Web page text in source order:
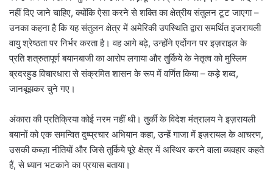
नहीं दिए जाने चाहिए, क्योंकि ऐसा करने से शक्ति का क्षेत्रीय संतुलन टूट जाएगा –
उनका कहना है कि यह संतुलन क्षेत्र में अमेरिकी उपस्थिति द्वारा समर्थित इजरायली
वायु श्रेष्ठता पर निर्भर करता है। वह आगे बढ़े, उन्होंने एर्दोगन पर इज़राइल के
प्रति शत्रुतापूर्ण बयानबाजी का आरोप लगाया और तुर्किये के नेतृत्व को मुस्लिम
ब्रदरहुड विचारधारा से संक्रमित शासन के रूप में वर्णित किया – कड़े शब्द,
जानबूझकर चुने गए।
अंकारा की प्रतिक्रिया कोई नरम नहीं थी। तुर्की के विदेश मंत्रालय ने इज़रायली
बयानों को एक समन्वित दुष्प्रचार अभियान कहा, उन्हें गाजा में इज़रायल के आचरण,
उसकी कब्ज़ा नीतियों और जिसे तुर्किये पूरे क्षेत्र में अस्थिर करने वाला व्यवहार कहते
हैं, से ध्यान भटकाने का प्रयास बताया।